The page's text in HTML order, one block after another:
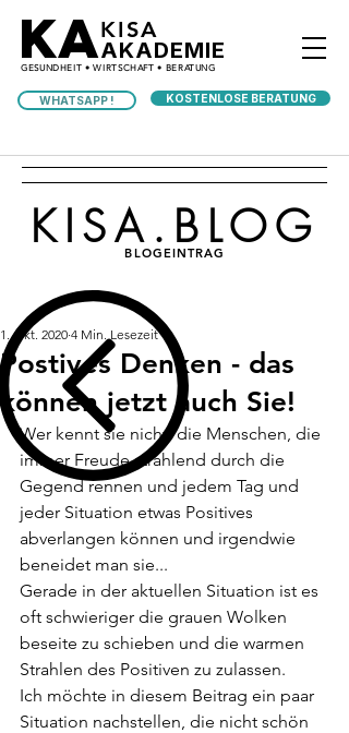
KAKISA
AKADEMIE
GESUNDHEIT • WIRTSCHAFT • BERATUNG
WHATSAPP ! KOSTENLOSE BERATUNG
BLOGEINTRAG
KISA.BLOG
Postives Denken - das
können jetzt auch Sie!
1. Okt. 2020 4 Min. Lesezeit
Wer kennt sie nicht, die Menschen, die
immer Freude strahlend durch die
Gegend rennen und jedem Tag und
jeder Situation etwas Positives
abverlangen können und irgendwie
beneidet man sie...
Gerade in der aktuellen Situation ist es
oft schwieriger die grauen Wolken
beseite zu schieben und die warmen
Strahlen des Positiven zu zulassen.
Ich möchte in diesem Beitrag ein paar
Situation nachstellen, die nicht schön